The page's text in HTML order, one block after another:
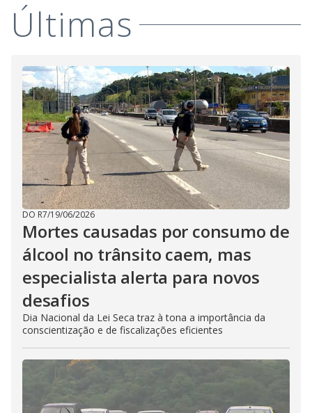
Últimas
DO R7/19/06/2026
Mortes causadas por consumo de
álcool no trânsito caem, mas
especialista alerta para novos
desafios
Dia Nacional da Lei Seca traz à tona a importância da
conscientização e de fiscalizações eficientes